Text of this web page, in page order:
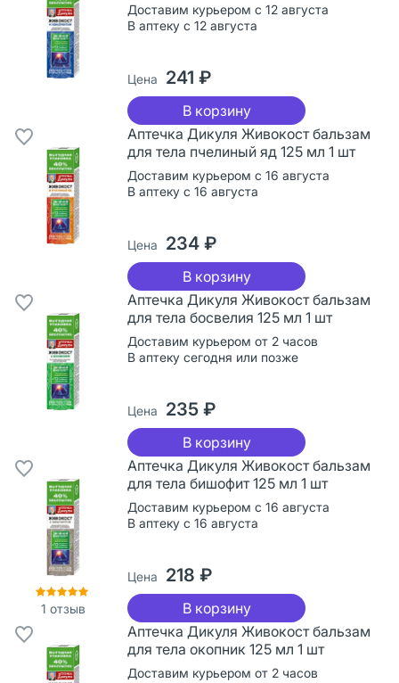
Доставим курьером с 12 августа
В аптеку с 12 августа
Цена 241 ₽
В корзину
Аптечка Дикуля Живокост бальзам
для тела пчелиный яд 125 мл 1 шт
Доставим курьером с 16 августа
В аптеку с 16 августа
Цена 234 ₽
В корзину
Аптечка Дикуля Живокост бальзам
для тела босвелия 125 мл 1 шт
Доставим курьером от 2 часов
В аптеку сегодня или позже
Цена 235 ₽
В корзину
1 отзыв
Аптечка Дикуля Живокост бальзам
для тела бишофит 125 мл 1 шт
Доставим курьером с 16 августа
В аптеку с 16 августа
Цена 218 ₽
В корзину
Аптечка Дикуля Живокост бальзам
для тела окопник 125 мл 1 шт
Доставим курьером от 2 часов